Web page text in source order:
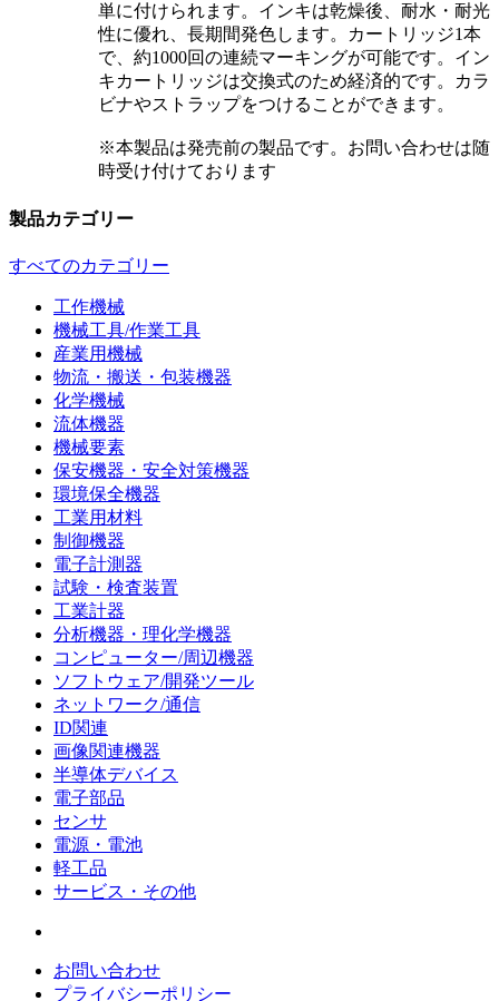
単に付けられます。インキは乾燥後、耐水・耐光
性に優れ、長期間発色します。カートリッジ1本
で、約1000回の連続マーキングが可能です。イン
キカートリッジは交換式のため経済的です。カラ
ビナやストラップをつけることができます。
※本製品は発売前の製品です。お問い合わせは随
時受け付けております
製品カテゴリー
すべてのカテゴリー
工作機械
機械工具/作業工具
産業用機械
物流・搬送・包装機器
化学機械
流体機器
機械要素
保安機器・安全対策機器
環境保全機器
工業用材料
制御機器
電子計測器
試験・検査装置
工業計器
分析機器・理化学機器
コンピューター/周辺機器
ソフトウェア/開発ツール
ネットワーク/通信
ID関連
画像関連機器
半導体デバイス
電子部品
センサ
電源・電池
軽工品
サービス・その他
お問い合わせ
プライバシーポリシー